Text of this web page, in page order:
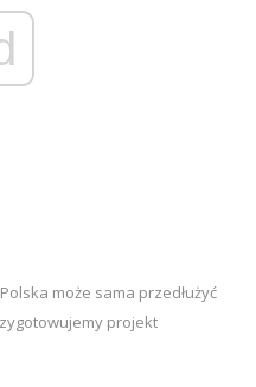
Polska może sama przedłużyć
projekt